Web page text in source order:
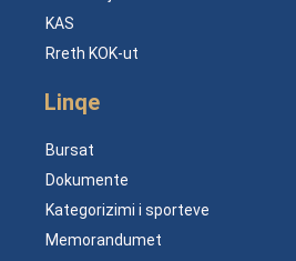
KAS
Rreth KOK-ut
Linqe
Bursat
Dokumente
Kategorizimi i sporteve
Memorandumet